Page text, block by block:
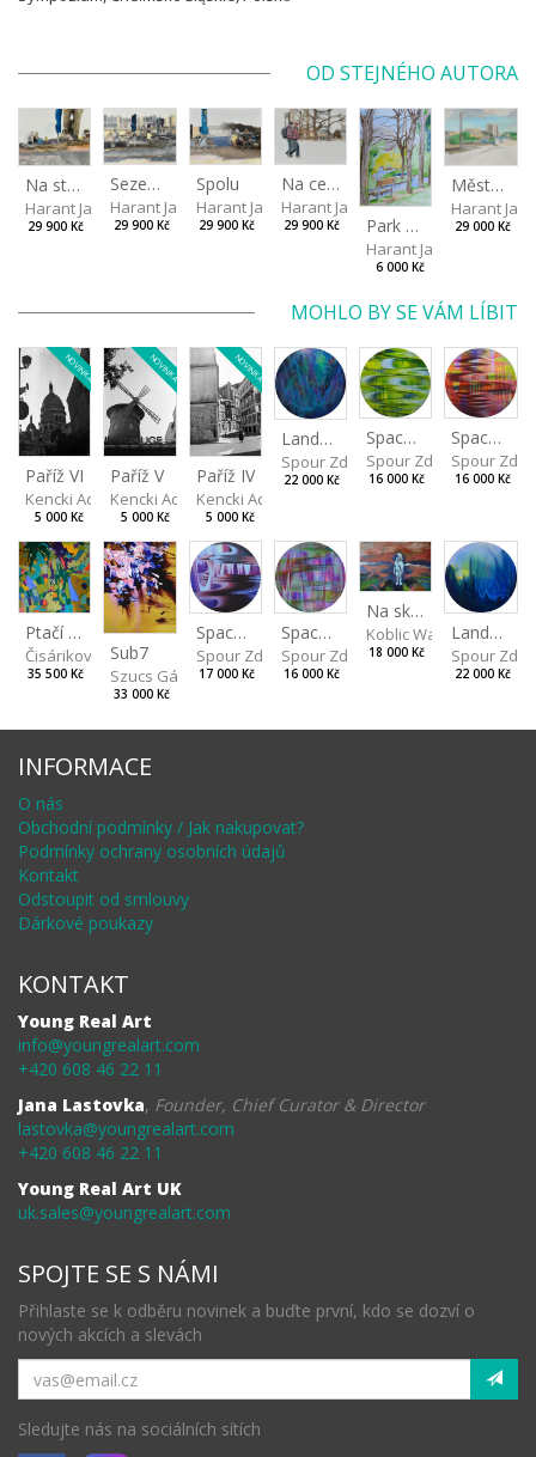
OD STEJNÉHO AUTORA
Na stromových lavicích
Harant Jan
29 900 Kč
Sezení venku pod velkým stromem
Harant Jan
29 900 Kč
Spolu
Harant Jan
29 900 Kč
Na cestě do parku
Harant Jan
29 900 Kč Park v Liberci II
Harant Jan
6 000 Kč
Město pod širým nebem
Harant Jan
29 000 Kč
MOHLO BY SE VÁM LÍBIT
NOVINKA
Paříž VI
Kencki Adam
5 000 Kč
NOVINKA
Paříž V
Kencki Adam
5 000 Kč
NOVINKA
Paříž IV
Kencki Adam
5 000 Kč
Landscape III
Spour Zdeněk
22 000 Kč
Spaces I
Spour Zdeněk
16 000 Kč
Spaces II
Spour
16 000 Kč
Ptačí perspektiva
Čisáriková Táňa
35 500 Kč
Sub7
Szucs Gábor
33 000 Kč
Spaces IV
Spour Zdeněk
17 000 Kč
Spaces III
Spour Zdeněk
16 000 Kč
Na skalách
Koblic Walterová
18 000 Kč
Landscape II
Spour
22 000 Kč
INFORMACE
O nás
Obchodní podmínky / Jak nakupovat?
Podmínky ochrany osobních údajů
Kontakt
Odstoupit od smlouvy
Dárkové poukazy
KONTAKT
Young Real Art
info@youngrealart.com
+420 608 46 22 11
Jana Lastovka, Founder, Chief Curator & Director
lastovka@youngrealart.com
+420 608 46 22 11
Young Real Art UK
uk.sales@youngrealart.com
SPOJTE SE S NÁMI
Přihlaste se k odběru novinek a buďte první, kdo se dozví o
nových akcích a slevách
Sledujte nás na sociálních sítích